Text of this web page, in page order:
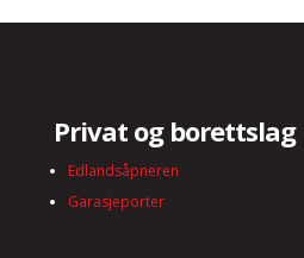
Privat og borettslag
Edlandsåpneren
Garasjeporter